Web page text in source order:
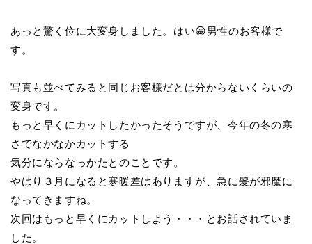
あっと驚く位に大変身しました。はい😁男性のお客様で
す。
写真も並べてみると同じお客様だとは分からないくらいの
変身です。
もっと早くにカットしたかったそうですが、今年の冬の寒
さでなかなかカットする
気分にならなっかたとのことです。
やはり３月になると寒暖差はありますが、急に髪が邪魔に
なってきますね。
次回はもっと早くにカットしよう・・・とお話されていま
した。